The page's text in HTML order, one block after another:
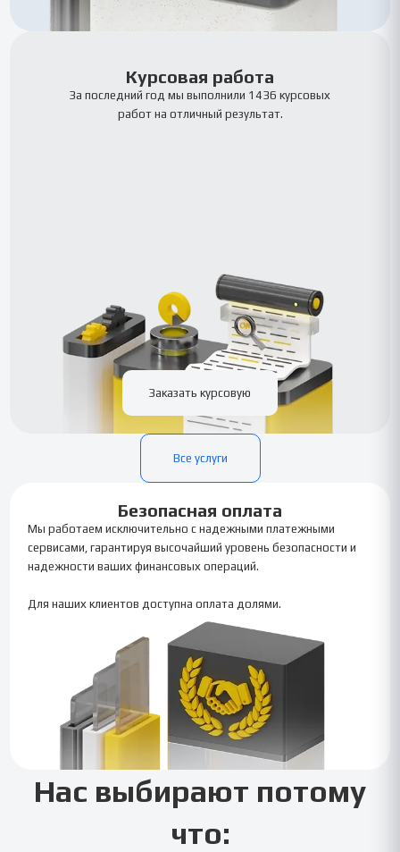
Курсовая работа
За последний год мы выполнили 1436 курсовых
работ на отличный результат.
Заказать курсовую
Все услуги
Безопасная оплата
Мы работаем исключительно с надежными платежными
сервисами, гарантируя высочайший уровень безопасности и
надежности ваших финансовых операций.
Для наших клиентов доступна оплата долями.
Нас выбирают потому
что: